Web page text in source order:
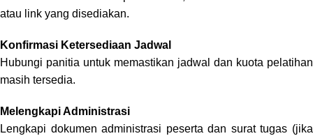
atau link yang disediakan.
Konfirmasi Ketersediaan Jadwal
Hubungi panitia untuk memastikan jadwal dan kuota pelatihan
masih tersedia.
Melengkapi Administrasi
Lengkapi dokumen administrasi peserta dan surat tugas (jika